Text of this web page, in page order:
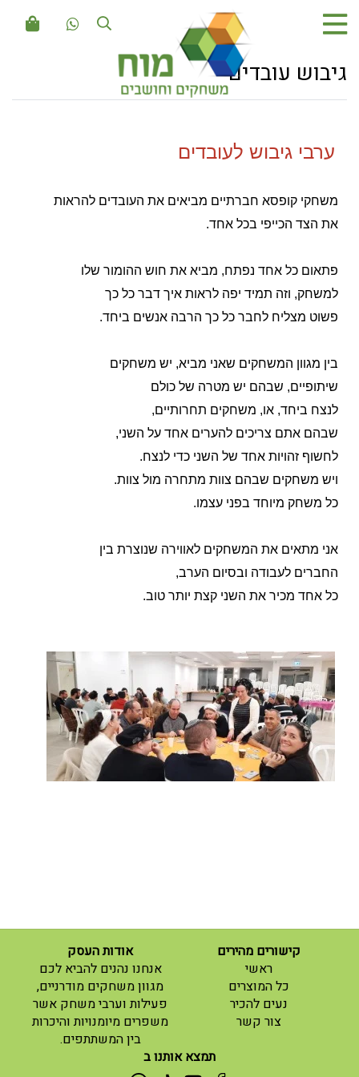
גיבוש עובדים
גיבוש לעובדים
משחקי קופסא חברתיים מביאים את העובדים להראות
את הצד הכייפי בכל אחד.
פתאום כל אחד נפתח, מביא את חוש ההומור שלו
למשחק, וזה תמיד יפה לראות איך דבר כל כך
פשוט מצליח לחבר כל כך הרבה אנשים ביחד.
בין מגוון המשחקים שאני מביא, יש משחקים
שיתופיים, שבהם יש מטרה של כולם
לנצח ביחד, או, משחקים תחרותיים,
שבהם אתם צריכים להערים אחד על השני,
לחשוף זהויות אחד של השני כדי לנצח.
ויש משחקים שבהם צוות מתחרה מול צוות.
כל משחק מיוחד בפני עצמו.
אני מתאים את המשחקים לאווירה שנוצרת בין
החברים לעבודה ובסיום הערב,
כל אחד מכיר את השני קצת יותר טוב.
קישורים מהירים
ראשי
(current)
כל המוצרים
נעים להכיר
צור קשר
(current)
אודות העסק
אנחנו נהנים להביא לכם
מגוון משחקים מודרניים,
פעילות וערבי משחק אשר
משפרים מיומנויות והיכרות
בין המשתתפים.
תמצא אותנו ב